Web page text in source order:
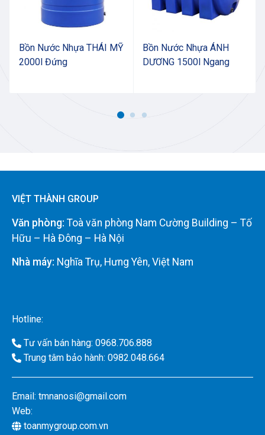
Bồn Nước Nhựa THÁI MỸ
2000l Đứng
Bồn Nước Nhựa ÁNH
DƯƠNG 1500l Ngang
VIỆT THÀNH GROUP
Văn phòng: Toà văn phòng Nam Cường Building – Tố
Hữu – Hà Đông – Hà Nội
Nhà máy: Nghĩa Trụ, Hưng Yên, Việt Nam
Hotline:
Tư vấn bán hàng: 0968.706.888
Trung tâm bảo hành: 0982.048.664
Email: tmnanosi@gmail.com
Web:
toanmygroup.com.vn